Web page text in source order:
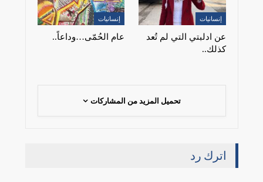
إنسانيات
عن ادلبتي التي لم تُعد
كذلك..
إنسانيات
عام الحُمّى…وداعاً..
تحميل المزيد من المشاركات
اترك رد